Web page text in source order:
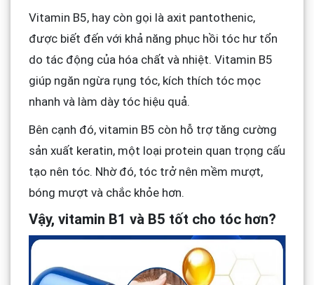
Vitamin B5, hay còn gọi là axit pantothenic,
được biết đến với khả năng phục hồi tóc hư tổn
do tác động của hóa chất và nhiệt. Vitamin B5
giúp ngăn ngừa rụng tóc, kích thích tóc mọc
nhanh và làm dày tóc hiệu quả.
Bên cạnh đó, vitamin B5 còn hỗ trợ tăng cường
sản xuất keratin, một loại protein quan trọng cấu
tạo nên tóc. Nhờ đó, tóc trở nên mềm mượt,
bóng mượt và chắc khỏe hơn.
Vậy, vitamin B1 và B5 tốt cho tóc hơn?